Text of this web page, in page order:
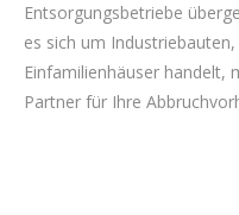
Entsorgungsbetriebe
es sich um
Einfamilienhäuser handelt,
Partner für Ihre